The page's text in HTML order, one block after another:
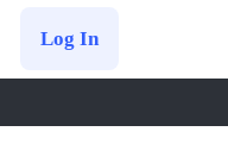
Log In